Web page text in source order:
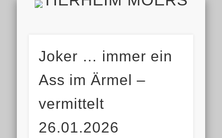
HOME
AKTUELL
ALLE TIERE
HELFEN
TIERHEIM & VEREIN
VIELEN DANK!
IMPRESSUM & DATENSCHUTZ
FINDEFIX
Joker … immer ein
Ass im Ärmel –
vermittelt
26.01.2026